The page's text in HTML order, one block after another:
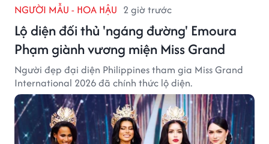
NGƯỜI MẪU - HOA HẬU 2 giờ trước
Lộ diện đối thủ 'ngáng đường' Emoura
Phạm giành vương miện Miss Grand
Người đẹp đại diện Philippines tham gia Miss Grand
International 2026 đã chính thức lộ diện.